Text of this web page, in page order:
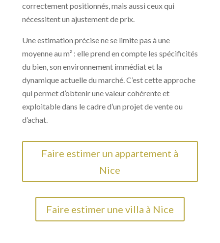
correctement positionnés, mais aussi ceux qui
nécessitent un ajustement de prix.
Une estimation précise ne se limite pas à une
moyenne au m² : elle prend en compte les spécificités
du bien, son environnement immédiat et la
dynamique actuelle du marché. C’est cette approche
qui permet d’obtenir une valeur cohérente et
exploitable dans le cadre d’un projet de vente ou
d’achat.
Faire estimer un appartement à
Nice
Faire estimer une villa à Nice